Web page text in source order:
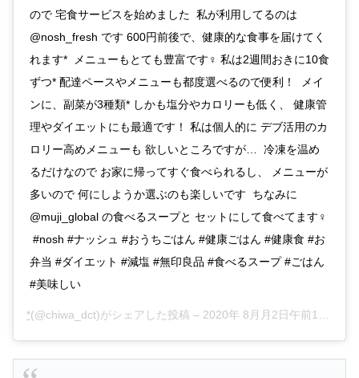
ので 宅食サービスを始めました ㅤㅤㅤㅤㅤㅤㅤㅤㅤㅤㅤㅤㅤ 私が利用してるのは
@nosh_fresh です 600円前後で、健康的な食事を届けてく
れます* ㅤㅤㅤㅤㅤㅤㅤㅤㅤㅤㅤㅤㅤ メニューもとても豊富です‍♀️ 私は2週間おきに10食
ずつ* 配達ペースやメニューも都度選べるので便利！ ㅤㅤㅤㅤㅤㅤㅤㅤㅤㅤㅤㅤㅤ メイ
ンに、副菜が3種類* しかも塩分やカロリーも低く、 健康管
理やダイエットにも最適です！ㅤㅤㅤㅤㅤㅤㅤㅤㅤㅤㅤㅤㅤ 私は個人的に デブ活用のカ
ロリー高めメニューも 欲しいところですが… ㅤㅤㅤㅤㅤㅤㅤㅤㅤㅤㅤㅤㅤ 冷凍を温め
るだけなので お家に帰ってすぐ食べられるし、 メニューが
多いので 何にしようか選ぶのも楽しいです ㅤㅤㅤㅤㅤㅤㅤㅤㅤㅤㅤㅤㅤ ちなみに
@muji_global の食べるスープと セットにして食べてます‍♀️
ㅤㅤㅤㅤㅤㅤㅤㅤㅤㅤㅤㅤㅤ #nosh #ナッシュ #おうちごはん #健康ごはん #健康食 #お
弁当 #ダイエット #減塩 #無印良品 #食べるスープ #ごはん
#美味しい
*(@chiwa_dct)がシェアした投稿 – 2020年 8月月2日午前10時04分PDT